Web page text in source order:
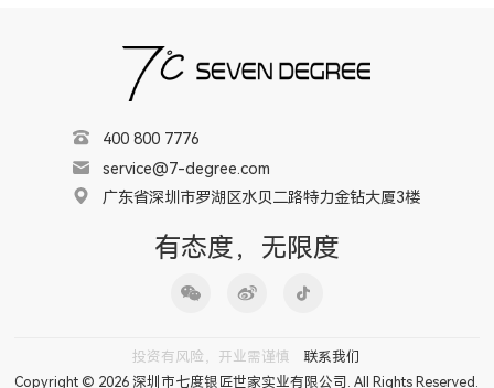
400 800 7776
service@7-degree.com
广东省深圳市罗湖区水贝二路特力金钻大厦3楼
有态度，无限度
投资有风险，开业需谨慎
联系我们
Copyright © 2026 深圳市七度银匠世家实业有限公司. All Rights Reserved.